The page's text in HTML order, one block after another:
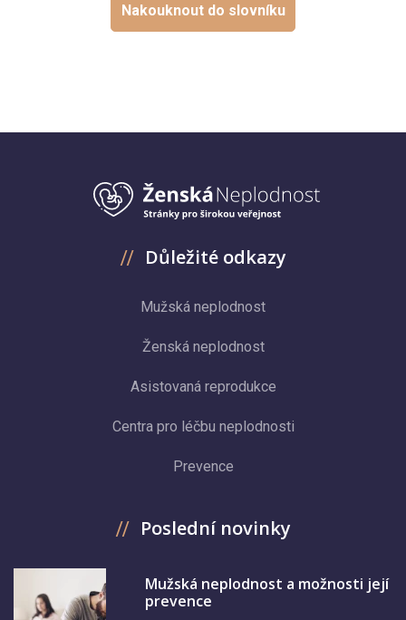
Nakouknout do slovníku
Důležité odkazy
Mužská neplodnost
Ženská neplodnost
Asistovaná reprodukce
Centra pro léčbu neplodnosti
Prevence
Poslední novinky
Mužská neplodnost a možnosti její
prevence